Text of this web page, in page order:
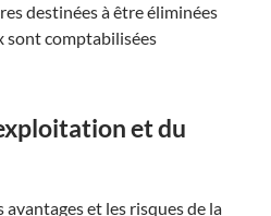
destinées à être éliminées
sont comptabilisées
et du
avantages et les risques de la